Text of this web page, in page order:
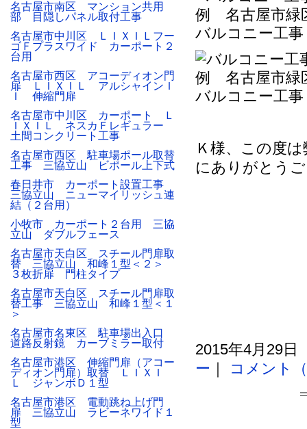
バルコニー工
バルコニー工
Ｋ様、この度
にありがとう
2015年4月29
ー ｜
コメント
名古屋市南区 マンション共用
部 目隠しパネル取付工事
名古屋市中川区 ＬＩＸＩＬフー
ゴＦプラスワイド カーポート２
台用
名古屋市西区 アコーディオン門
扉 ＬＩＸＩＬ アルシャインＩ
Ｉ 伸縮門扉
名古屋市中川区 カーポート Ｌ
ＩＸＩＬ ネスカＦレギュラー
土間コンクリート工事
名古屋市西区 駐車場ポール取替
工事 三協立山 ビポール上下式
春日井市 カーポート設置工事
三協立山 ニューマイリッシュ連
結（２台用）
小牧市 カーポート２台用 三協
立山 ダブルフェース
名古屋市天白区 スチール門扉取
替 三協立山 和峰１型＜２＞
３枚折扉 門柱タイプ
名古屋市天白区 スチール門扉取
替工事 三協立山 和峰１型＜１
＞
名古屋市名東区 駐車場出入口
道路反射鏡 カーブミラー取付
名古屋市港区 伸縮門扉（アコー
ディオン門扉）取替 ＬＩＸＩ
Ｌ ジャンボＤ１型
名古屋市港区 電動跳ね上げ門
扉 三協立山 ラビーネワイド１
型